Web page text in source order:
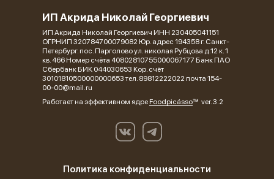
ИП Акрида Николай Георгиевич
ИП Акрида Николай Георгиевич ИНН 230405041151
ОГРНИП 320784700079082 Юр. адрес 194358 г. Санкт-
Петербург. пос. Парголово ул. николая Рубцова д.12 к. 1
кв. 466 Номер счёта 40802810755000067177 Банк ПАО
Сбербанк БИК 044030653 Кор. счёт
30101810500000000653 тел. 89812222022 почта 154-
00-00@mail.ru
Работает на эффективном ядреFoodpicássover. 3.2
Политика конфиденциальности